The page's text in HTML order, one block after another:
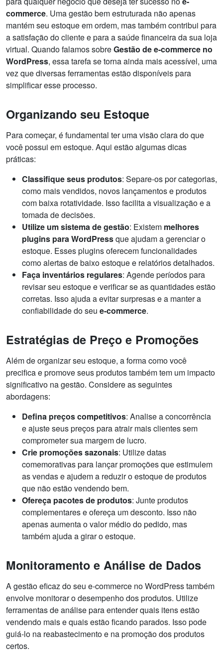
commerce. Uma gestão bem estruturada não apenas
mantém seu estoque em ordem, mas também contribui para
a satisfação do cliente e para a saúde financeira da sua loja
virtual. Quando falamos sobreGestão de e-commerce no
WordPress, essa tarefa se torna ainda mais acessível, uma
vez que diversas ferramentas estão disponíveis para
simplificar esse processo.
Organizando seu Estoque
Para começar, é fundamental ter uma visão clara do que
você possui em estoque. Aqui estão algumas dicas
práticas:
Classifique seus produtos: Separe-os por categorias,
como mais vendidos, novos lançamentos e produtos
com baixa rotatividade. Isso facilita a visualização e a
tomada de decisões.
Utilize um sistema de gestão: Existem melhores
plugins para WordPressque ajudam a gerenciar o
estoque. Esses plugins oferecem funcionalidades
como alertas de baixo estoque e relatórios detalhados.
Faça inventários regulares: Agende períodos para
revisar seu estoque e verificar se as quantidades estão
corretas. Isso ajuda a evitar surpresas e a manter a
confiabilidade do seu e-commerce.
Estratégias de Preço e Promoções
Além de organizar seu estoque, a forma como você
precifica e promove seus produtos também tem um impacto
significativo na gestão. Considere as seguintes
abordagens:
Defina preços competitivos: Analise a concorrência
e ajuste seus preços para atrair mais clientes sem
comprometer sua margem de lucro.
Crie promoções sazonais: Utilize datas
comemorativas para lançar promoções que estimulem
as vendas e ajudem a reduzir o estoque de produtos
que não estão vendendo bem.
Ofereça pacotes de produtos: Junte produtos
complementares e ofereça um desconto. Isso não
apenas aumenta o valor médio do pedido, mas
também ajuda a girar o estoque.
Monitoramento e Análise de Dados
A gestão eficaz do seu e-commerce no WordPress também
envolve monitorar o desempenho dos produtos. Utilize
ferramentas de análise para entender quais itens estão
vendendo mais e quais estão ficando parados. Isso pode
guiá-lo na reabastecimento e na promoção dos produtos
certos.